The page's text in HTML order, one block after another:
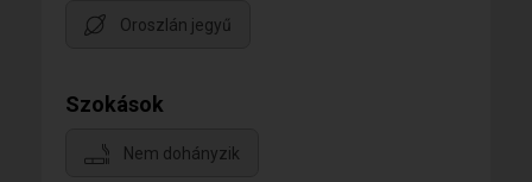
Oroszlán jegyű
Szokások
Nem dohányzik